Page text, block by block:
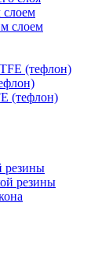
слоем
слоем
(тефлон)
(тефлон)
резины
резины